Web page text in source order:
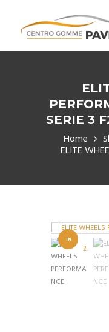
SERIE 3
Home
ELITE
IN
OFFERT